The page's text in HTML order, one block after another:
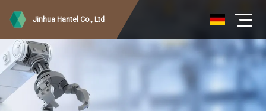
Jinhua Hantel Co., Ltd